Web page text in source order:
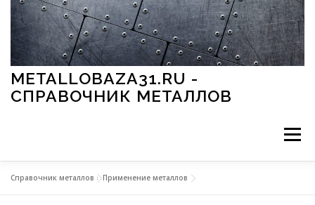
Перейти к содержимому
METALLOBAZA31.RU -
СПРАВОЧНИК МЕТАЛЛОВ
Меню
Справочник металлов »Применение металлов